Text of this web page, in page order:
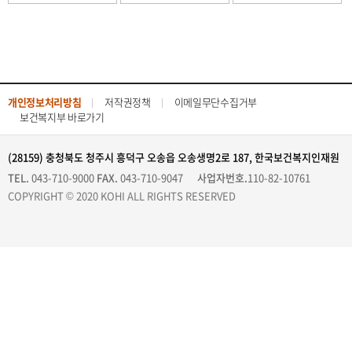
개인정보처리방침 저작권정책
이메일무단수집거부
보건복지부 바로가기
(28159) 충청북도 청주시 흥덕구 오송읍 오송생명2로 187, 한국보건복지인재원
TEL. 043-710-9000 FAX. 043-710-9047 사업자번호.110-82-10761
COPYRIGHT © 2020 KOHI ALL RIGHTS RESERVED